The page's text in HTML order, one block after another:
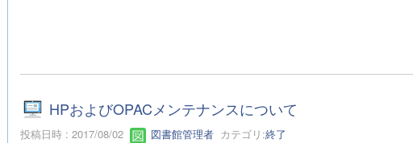
HPおよびOPACメンテナンスについて
投稿日時 : 2017/08/02 図書館管理者カテゴリ:終了